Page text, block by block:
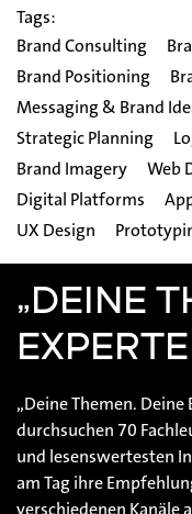
Tags:
Brand Consulting
Brand Positioning
Messaging & Brand
Strategic Planning
Brand Imagery
Web
Digital Platforms
UX Design
„DEINE
„Deine Themen.
durchsuchen 70
und lesenswertesten
am Tag ihre
verschiedenen